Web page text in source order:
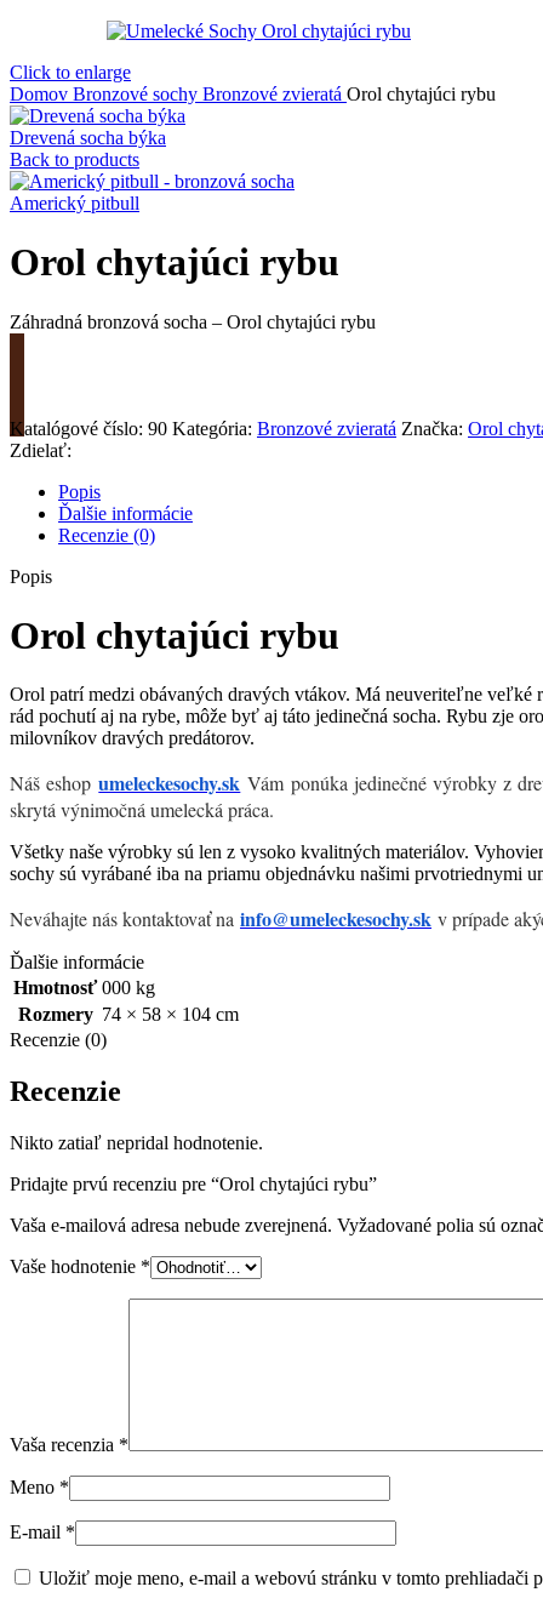
Click to enlarge
Domov Bronzové sochy Bronzové zvieratá Orol chytajúci rybu
Drevená socha býka
Back to products
Americký pitbull
Orol chytajúci rybu
Záhradná bronzová socha – Orol chytajúci rybu
Katalógové číslo: 90 Kategória: Bronzové zvieratá Značka: Orol
Zdielať:
Popis
Ďalšie informácie
Recenzie (0)
Popis
Orol chytajúci rybu
Orol patrí medzi obávaných dravých vtákov. Má neuveriteľne
rád pochutí aj na rybe, môže byť aj táto jedinečná socha. Rybu zje
milovníkov dravých predátorov.
Náš eshopumeleckesochy.sk Vám ponúka jedinečné výrobky z
skrytá výnimočná umelecká práca.
Všetky naše výrobky sú len z vysoko kvalitných materiálov.
sochy sú vyrábané iba na priamu objednávku našimi prvotriednymi
Neváhajte nás kontaktovať na info@umeleckesochy.sk v prípade
Ďalšie informácie
Hmotnosť 000 kg
Rozmery 74 × 58 × 104 cm
Recenzie (0)
Recenzie
Nikto zatiaľ nepridal hodnotenie.
Pridajte prvú recenziu pre “Orol chytajúci rybu”
Vaša e-mailová adresa nebude zverejnená. Vyžadované polia sú
Vaše hodnotenie *
Vaša recenzia *
Meno *
E-mail *
Uložiť moje meno, e-mail a webovú stránku v tomto prehliadači